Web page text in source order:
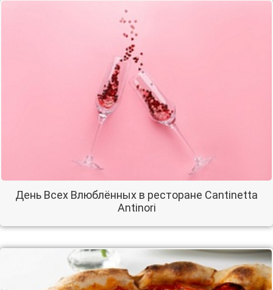
День Всех Влюблённых в ресторане Cantinetta
Antinori